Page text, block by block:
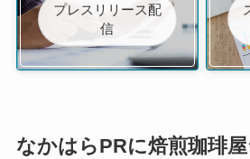
プレスリリース配
信
なかはらPRに焙煎珈琲